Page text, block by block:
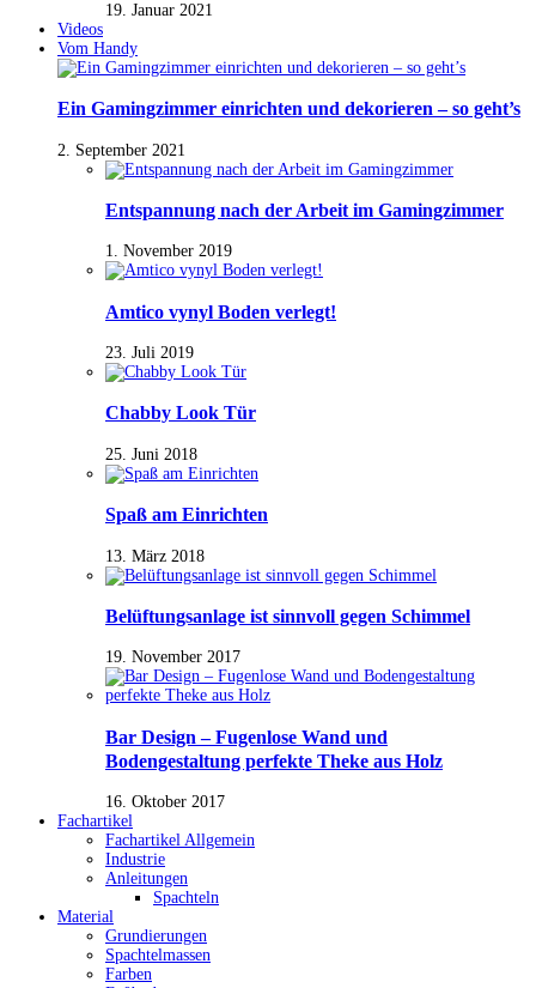
19. Januar 2021
Videos
Vom Handy
Ein Gamingzimmer einrichten und dekorieren – so geht’s
2. September 2021
Entspannung nach der Arbeit im Gamingzimmer
1. November 2019
Amtico vynyl Boden verlegt!
23. Juli 2019
Chabby Look Tür
25. Juni 2018
Spaß am Einrichten
13. März 2018
Belüftungsanlage ist sinnvoll gegen Schimmel
19. November 2017
Bar Design – Fugenlose Wand und
Bodengestaltung perfekte Theke aus Holz
16. Oktober 2017
Fachartikel
Fachartikel Allgemein
Industrie
Anleitungen
Spachteln
Material
Grundierungen
Spachtelmassen
Farben